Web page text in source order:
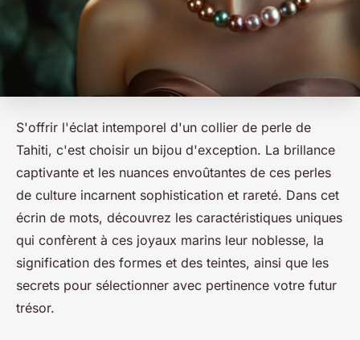
S'offrir l'éclat intemporel d'un collier de perle de
Tahiti, c'est choisir un bijou d'exception. La brillance
captivante et les nuances envoûtantes de ces perles
de culture incarnent sophistication et rareté. Dans cet
écrin de mots, découvrez les caractéristiques uniques
qui confèrent à ces joyaux marins leur noblesse, la
signification des formes et des teintes, ainsi que les
secrets pour sélectionner avec pertinence votre futur
trésor.